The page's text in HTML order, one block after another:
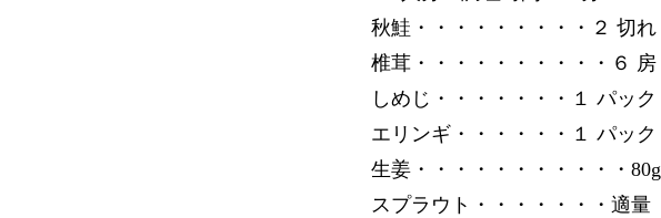
秋鮭・・・・・・・・・２ 切れ
椎茸・・・・・・・・・・６ 房
しめじ・・・・・・・１ パック
エリンギ・・・・・・１ パック
生姜・・・・・・・・・・・80g
スプラウト・・・・・・・適量